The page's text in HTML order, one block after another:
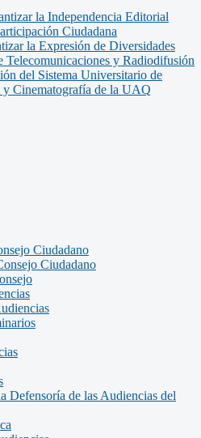
la Independencia Editorial
Ciudadana
la Expresión de Diversidades
Telecomunicaciones y Radiodifusión
del Sistema Universitario de
Cinematografía de la UAQ
Ciudadano
Ciudadano
Defensoría de las Audiencias del